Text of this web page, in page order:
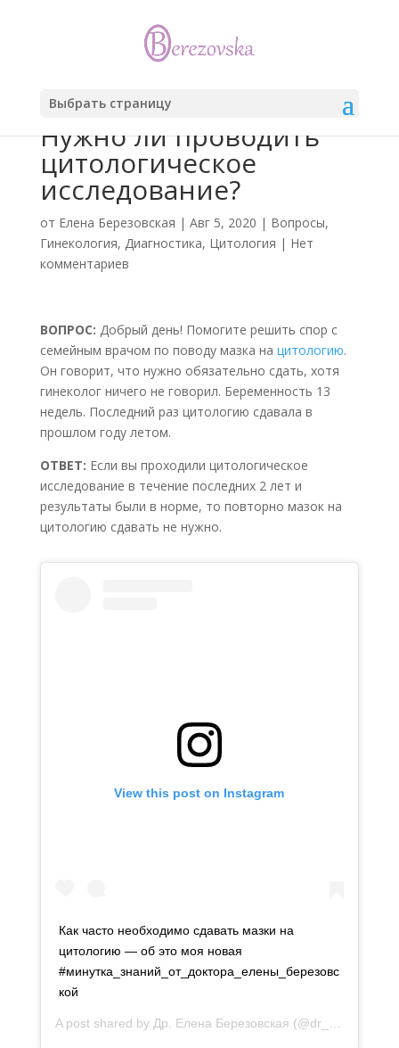
Выбрать страницу
Нужно ли проводить
цитологическое
исследование?
от Елена Березовская | Авг 5, 2020 | Вопросы,
Гинекология, Диагностика, Цитология | Нет
комментариев
ВОПРОС: Добрый день! Помогите решить спор с
семейным врачом по поводу мазка на цитологию.
Он говорит, что нужно обязательно сдать, хотя
гинеколог ничего не говорил. Беременность 13
недель. Последний раз цитологию сдавала в
прошлом году летом.
ОТВЕТ: Если вы проходили цитологическое
исследование в течение последних 2 лет и
результаты были в норме, то повторно мазок на
цитологию сдавать не нужно.
View this post on Instagram
Как часто необходимо сдавать мазки на
цитологию — об это моя новая
#минутка_знаний_от_доктора_елены_березовс
кой
A post shared by Др. Елена Березовская (@dr_olena_berezovska) on